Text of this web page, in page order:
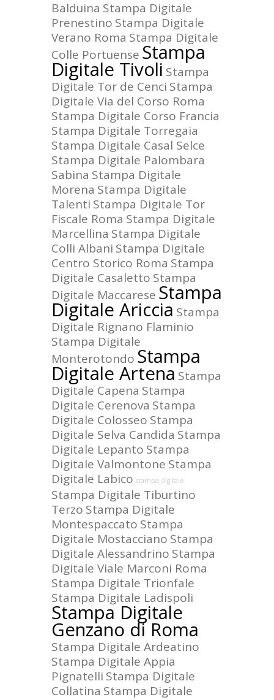
Balduina Stampa Digitale
Prenestino Stampa Digitale
Verano Roma Stampa Digitale
Colle Portuense Stampa
Digitale Tivoli Stampa
Digitale Tor de Cenci Stampa
Digitale Via del Corso Roma
Stampa Digitale Corso Francia
Stampa Digitale Torregaia
Stampa Digitale Casal Selce
Stampa Digitale Palombara
Sabina Stampa Digitale
Morena Stampa Digitale
Talenti Stampa Digitale Tor
Fiscale Roma Stampa Digitale
Marcellina Stampa Digitale
Colli Albani Stampa Digitale
Centro Storico Roma Stampa
Digitale Casaletto Stampa
Digitale Maccarese Stampa
Digitale Ariccia Stampa
Digitale Rignano Flaminio
Stampa Digitale
Monterotondo Stampa
Digitale Artena Stampa
Digitale Capena Stampa
Digitale Cerenova Stampa
Digitale Colosseo Stampa
Digitale Selva Candida Stampa
Digitale Lepanto Stampa
Digitale Valmontone Stampa
Digitale Labico stampa digitale
Stampa Digitale Tiburtino
Terzo Stampa Digitale
Montespaccato Stampa
Digitale Mostacciano Stampa
Digitale Alessandrino Stampa
Digitale Viale Marconi Roma
Stampa Digitale Trionfale
Stampa Digitale Ladispoli
Stampa Digitale
Genzano di Roma
Stampa Digitale Ardeatino
Stampa Digitale Appia
Pignatelli Stampa Digitale
Collatina Stampa Digitale